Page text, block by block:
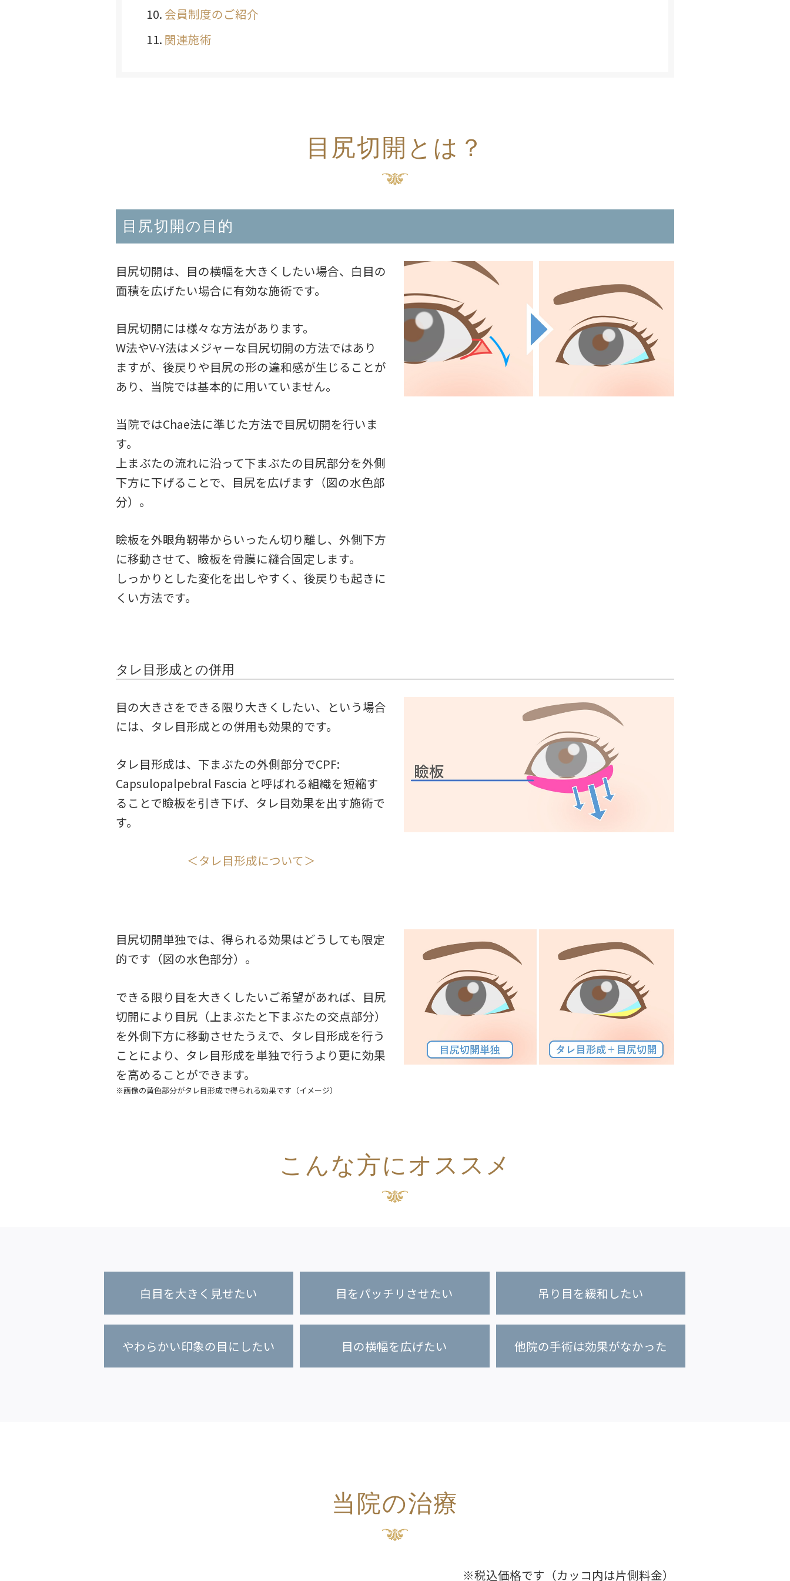
会員制度のご紹介
関連施術
目尻切開とは？
目尻切開の目的
目尻切開は、目の横幅を大きくしたい場合、白目の
面積を広げたい場合に有効な施術です。
目尻切開には様々な方法があります。
W法やV-Y法はメジャーな目尻切開の方法ではあり
ますが、後戻りや目尻の形の違和感が生じることが
あり、当院では基本的に用いていません。
当院ではChae法に準じた方法で目尻切開を行いま
す。
上まぶたの流れに沿って下まぶたの目尻部分を外側
下方に下げることで、目尻を広げます（図の水色部
分）。
瞼板を外眼角靭帯からいったん切り離し、外側下方
に移動させて、瞼板を骨膜に縫合固定します。
しっかりとした変化を出しやすく、後戻りも起きに
くい方法です。
タレ目形成との併用
目の大きさをできる限り大きくしたい、という場合
には、タレ目形成との併用も効果的です。
タレ目形成は、下まぶたの外側部分でCPF:
Capsulopalpebral Fascia と呼ばれる組織を短縮す
ることで瞼板を引き下げ、タレ目効果を出す施術で
す。
＜タレ目形成について＞
目尻切開単独では、得られる効果はどうしても限定
的です（図の水色部分）。
できる限り目を大きくしたいご希望があれば、目尻
切開により目尻（上まぶたと下まぶたの交点部分）
を外側下方に移動させたうえで、タレ目形成を行う
ことにより、タレ目形成を単独で行うより更に効果
を高めることができます。
※画像の黄色部分がタレ目形成で得られる効果です（イメージ）
こんな方にオススメ
白目を大きく見せたい 目をパッチリさせたい 吊り目を緩和したい
やわらかい印象の目にしたい 目の横幅を広げたい 他院の手術は効果がなかった
当院の治療
※税込価格です（カッコ内は片側料金）